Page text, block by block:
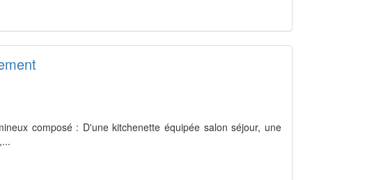
composé : D'une kitchenette équipée salon séjour, une